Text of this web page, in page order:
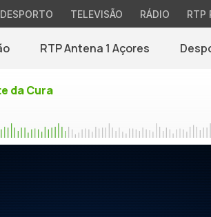
DESPORTO TELEVISÃO RÁDIO RTP
RTP Antena 1 Açores
da Cura